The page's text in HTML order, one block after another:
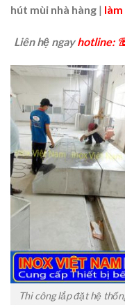
hút mùi nhà hàng |
Liên hệ ngayhotline:
Thi công lắp đặt hệ